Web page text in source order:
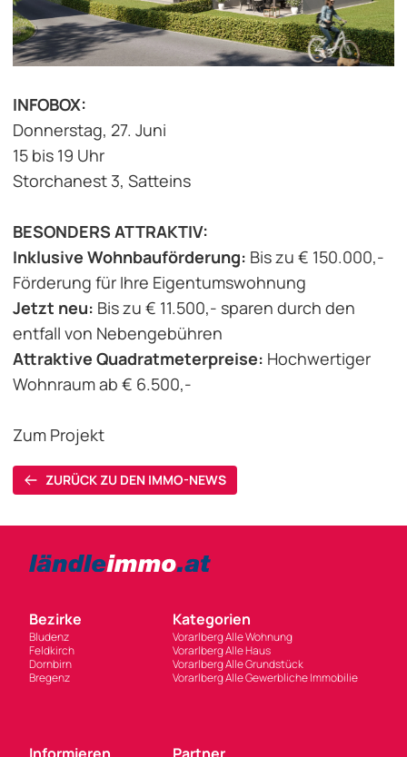
INFOBOX:
Donnerstag, 27. Juni
15 bis 19 Uhr
Storchanest 3, Satteins
BESONDERS ATTRAKTIV:
Inklusive Wohnbauförderung: Bis zu € 150.000,-
Förderung für Ihre Eigentumswohnung
Jetzt neu: Bis zu € 11.500,- sparen durch den
entfall von Nebengebühren
Attraktive Quadratmeterpreise: Hochwertiger
Wohnraum ab € 6.500,-
Zum Projekt
ZURÜCK ZU DEN IMMO-NEWS
Bezirke
Bludenz
Feldkirch
Dornbirn
Bregenz
Kategorien
Vorarlberg Alle Wohnung
Vorarlberg Alle Haus
Vorarlberg Alle Grundstück
Vorarlberg Alle Gewerbliche Immobilie